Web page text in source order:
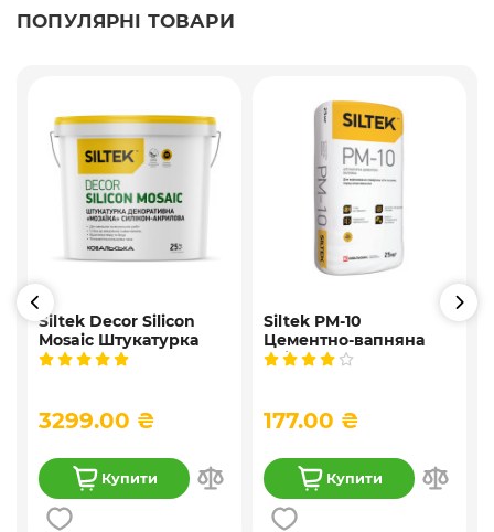
ПОПУЛЯРНІ ТОВАРИ
Siltek Decor Silicon
Mosaic Штукатурка
мозаїчна декоративна
3299.00 ₴
Купити
Siltek PM-10
Цементно-вапняна
універсальна
177.00 ₴
Купити